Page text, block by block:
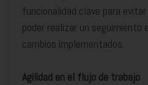
funcionalidad clave para
poder realizar un seguimiento
cambios implementados.
Agilidad en el flujo de trabajo